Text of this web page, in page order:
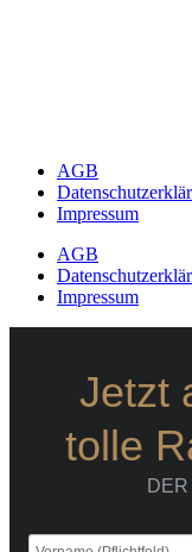
AGB
Impressum
AGB
Impressum
Jetzt
tolle